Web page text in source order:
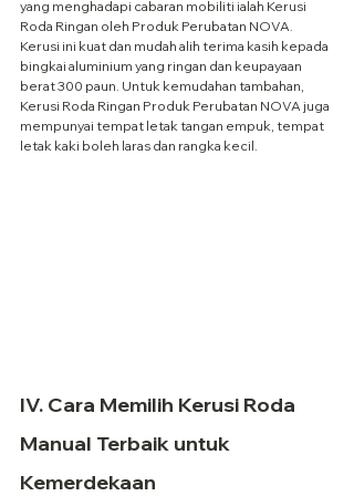
yang menghadapi cabaran mobiliti ialah Kerusi
Roda Ringan oleh Produk Perubatan NOVA.
Kerusi ini kuat dan mudah alih terima kasih kepada
bingkai aluminium yang ringan dan keupayaan
berat 300 paun. Untuk kemudahan tambahan,
Kerusi Roda Ringan Produk Perubatan NOVA juga
mempunyai tempat letak tangan empuk, tempat
letak kaki boleh laras dan rangka kecil.
IV. Cara Memilih Kerusi Roda
Manual Terbaik untuk
Kemerdekaan